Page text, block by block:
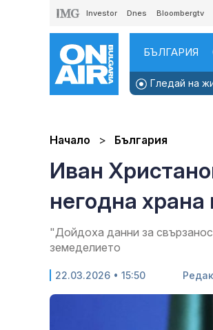
Investor Dnes Bloombergtv
БЪЛГАРИЯ
Гледай на
Начало България
Иван
негодна храна
"Дойдоха данни за
земеделието
22.03.2026 • 15:50